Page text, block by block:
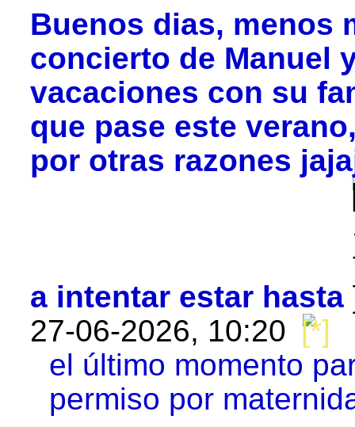
Buenos dias, menos
concierto de Manuel
vacaciones con su
que pase este
por otras razones
a intentar estar hasta
27-06-2026, 10:20
el último momento
permiso por